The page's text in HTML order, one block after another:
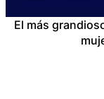
El más